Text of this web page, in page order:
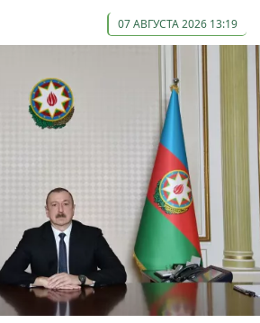
07 АВГУСТА 2026 13:19